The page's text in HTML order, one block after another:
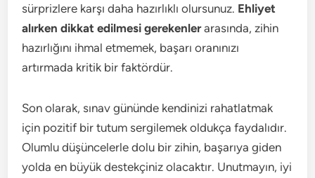
sürprizlere karşı daha hazırlıklı olursunuz. Ehliyet
alırken dikkat edilmesi gerekenlerarasında, zihin
hazırlığını ihmal etmemek, başarı oranınızı
artırmada kritik bir faktördür.
Son olarak, sınav gününde kendinizi rahatlatmak
için pozitif bir tutum sergilemek oldukça faydalıdır.
Olumlu düşüncelerle dolu bir zihin, başarıya giden
yolda en büyük destekçiniz olacaktır. Unutmayın, iyi